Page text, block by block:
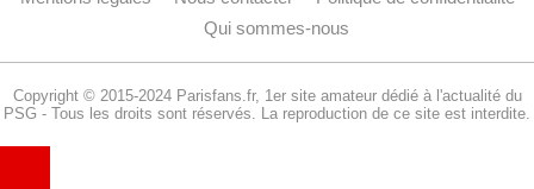
Qui sommes-nous
Copyright © 2015-2024 Parisfans.fr, 1er site amateur dédié à l'actualité du
PSG - Tous les droits sont réservés. La reproduction de ce site est interdite.